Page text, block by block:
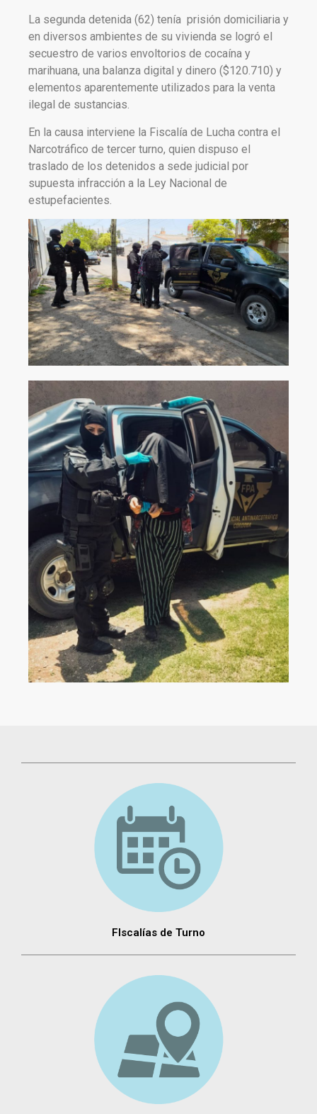
La segunda detenida (62) tenía prisión domiciliaria y
en diversos ambientes de su vivienda se logró el
secuestro de varios envoltorios de cocaína y
marihuana, una balanza digital y dinero ($120.710) y
elementos aparentemente utilizados para la venta
ilegal de sustancias.
En la causa interviene la Fiscalía de Lucha contra el
Narcotráfico de tercer turno, quien dispuso el
traslado de los detenidos a sede judicial por
supuesta infracción a la Ley Nacional de
estupefacientes.
FIscalías de Turno